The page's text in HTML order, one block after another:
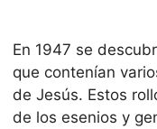
En 1947 se
que contenían
de Jesús. Estos
de los esenios y